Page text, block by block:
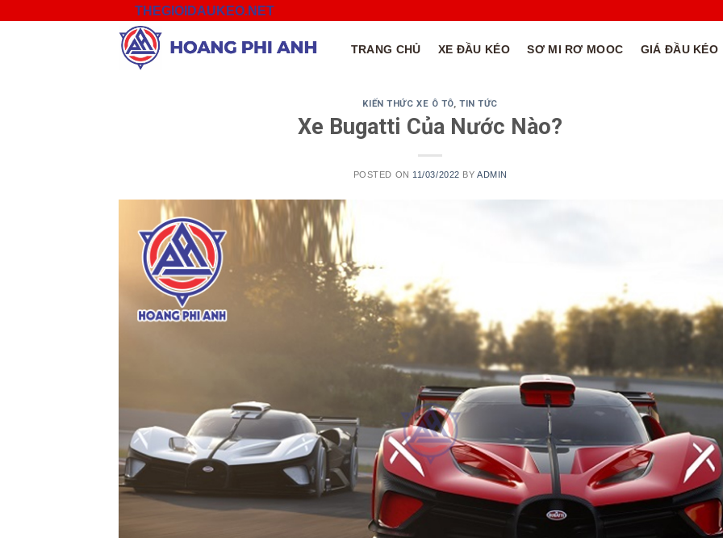
THEGIOIDAUKEO.NET
TRANG CHỦ XE ĐẦU KÉO SƠ MI RƠ MOOC GIÁ ĐẦU KÉO
KIẾN THỨC XE Ô TÔ,TIN TỨC
Xe Bugatti Của Nước Nào?
POSTED ON 11/03/2022 BYADMIN